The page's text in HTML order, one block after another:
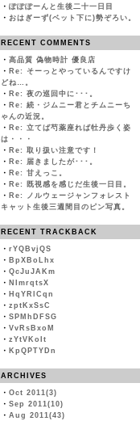
・ ぽぽぽーんと生後二十一日目
・ おはぎーず(ベット下に)勢ぞろい。
RECENT COMMENTS
・ 高品質 偽物時計 優良店
・ Re: そーっとやっているんですけ
どね…。
・ Re: 夜の巡回中に･･･。
・ Re: 続・ジムニー君とチムニーち
ゃんの近況。
・ Re: 立てば芍薬座れば牡丹歩く姿
は・・・
・ Re: 取り扱い注意です！
・ Re: 届きましたが･･･。
・ Re: 甘えっこ。
・ Re: 既視感を感じだ生後一日目。
・ Re: ノルウェージャンフォレスト
キャット生後三週間目のピン写真。
RECENT TRACKBACK
・ rYQBvjQS
・ BpXBoLhx
・ QcJuJAKm
・ NImrqtsX
・ HqYRlCqn
・ zptKxSsC
・ SPMhDFSG
・ VvRsBxoM
・ zYtVKoIt
・ KpQPTYDn
ARCHIVES
・ Oct 2011(3)
・ Sep 2011(10)
・ Aug 2011(43)